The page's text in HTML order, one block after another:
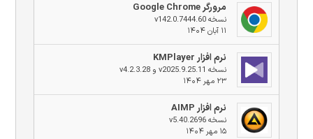
مرورگر Google Chrome
نسخه v142.0.7444.60
۱۱ آبان ۱۴۰۴
نرم افزار KMPlayer
نسخه v2025.9.25.11 و v4.2.3.28
۲۳ مهر ۱۴۰۴
نرم افزار AIMP
نسخه v5.40.2696
۱۵ مهر ۱۴۰۴